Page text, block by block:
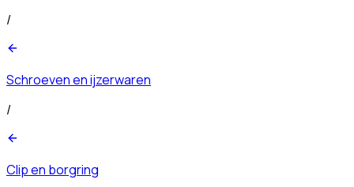
/
Schroeven en ijzerwaren
/
Clip en borgring